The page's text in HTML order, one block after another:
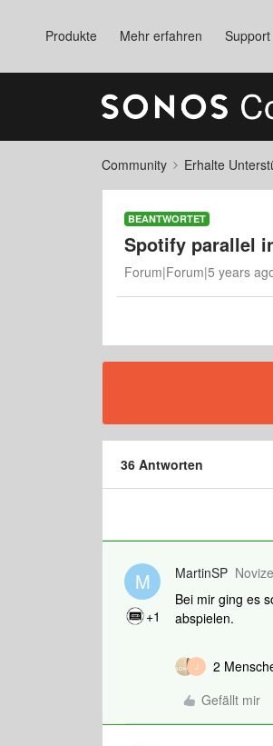
Produkte Mehr erfahren Support
Community Erhalte
BEANTWORTET
Spotify parallel
Forum|Forum|5 years
36 Antworten
M
+1
MartinSP Novize
Bei mir ging es
abspielen.
J
2
Gefällt mir